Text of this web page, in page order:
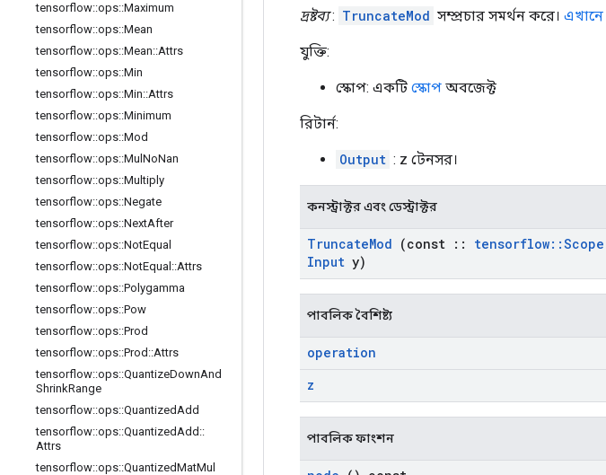
tensorflow::ops::Maximum
tensorflow::ops::Mean
tensorflow::ops::Mean::Attrs
tensorflow::ops::Min
tensorflow::ops::Min::Attrs
tensorflow::ops::Minimum
tensorflow::ops::Mod
tensorflow::ops::Mul NoNan
tensorflow::ops::Multiply
tensorflow::ops::Negate
tensorflow::ops::NextAfter
tensorflow::ops::NotEqual
tensorflow::ops::NotEqual ::Attrs
tensorflow::ops::Polygamma
tensorflow::ops::Pow
tensorflow::ops::Prod
tensorflow::ops::Prod ::Attrs
tensorflow::ops::QuantizeDownAnd
ShrinkRange
tensorflow::ops::QuantizedAdd
tensorflow::ops::QuantizedAdd ::
Attrs
tensorflow::ops::QuantizedMatMul
দ্রষ্টব্য: TruncateMod সম্প্রচার সমর্থন করে। এখানে
যুক্তি:
স্কোপ: একটি স্কোপ অবজেক্ট
রিটার্ন:
Output : z টেনসর।
কনস্ট্রাক্টর এবং ডেস্ট্রাক্টর
TruncateMod (const :: tensorflow::Scope
Input y)
পাবলিক বৈশিষ্ট্য
operation
z
পাবলিক ফাংশন